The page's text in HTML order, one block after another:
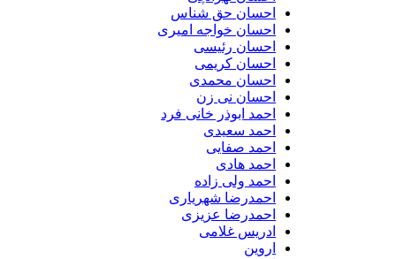
احسان حق شناس
احسان خواجه امیری
احسان رئیسی
احسان کریمی
احسان محمدی
احسان نی زن
احمد ابوذر خانی فرد
احمد سعیدی
احمد صفایی
احمد هادی
احمد ولی زاده
احمدرضا شهریاری
احمدرضا عزیزی
ادریس غلامی